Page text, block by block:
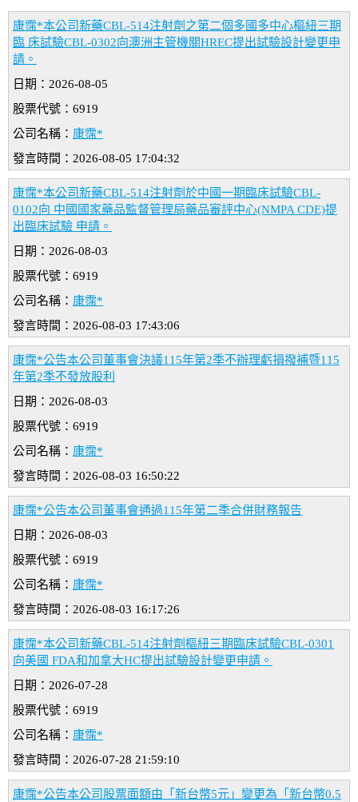
康霈*本公司新藥CBL-514注射劑之第二個多國多中心樞紐三期
臨 床試驗CBL-0302向澳洲主管機關HREC提出試驗設計變更申
請。
日期：2026-08-05
股票代號：6919
公司名稱： 康霈*
發言時間：2026-08-05 17:04:32
康霈*本公司新藥CBL-514注射劑於中國一期臨床試驗CBL-
0102向 中國國家藥品監督管理局藥品審評中心(NMPA CDE)提
出臨床試驗 申請。
日期：2026-08-03
股票代號：6919
公司名稱： 康霈*
發言時間：2026-08-03 17:43:06
康霈*公告本公司董事會決議115年第2季不辦理虧損撥補暨115
年第2季不發放股利
日期：2026-08-03
股票代號：6919
公司名稱： 康霈*
發言時間：2026-08-03 16:50:22
康霈*公告本公司董事會通過115年第二季合併財務報告
日期：2026-08-03
股票代號：6919
公司名稱： 康霈*
發言時間：2026-08-03 16:17:26
康霈*本公司新藥CBL-514注射劑樞紐三期臨床試驗CBL-0301
向美國 FDA和加拿大HC提出試驗設計變更申請。
日期：2026-07-28
股票代號：6919
公司名稱： 康霈*
發言時間：2026-07-28 21:59:10
康霈*公告本公司股票面額由「新台幣5元」變更為「新台幣0.5